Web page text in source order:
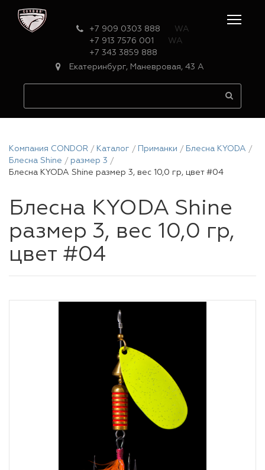
+7 909 0303 888
WA
+7 913 7576 001
WA
+7 343 3859 888
Екатеринбург, Маневровая, 43 А
Компания CONDOR Каталог Приманки
Блесна KYODA
Блесна Shine
размер 3
Блесна KYODA Shine размер 3, вес 10,0 гр, цвет #04
Блесна KYODA Shine
размер 3, вес 10,0 гр,
цвет #04